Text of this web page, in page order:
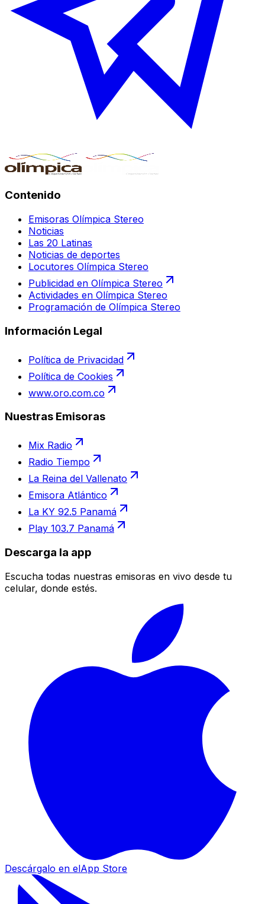
Contenido
Emisoras Olímpica Stereo
Noticias
Las 20 Latinas
Noticias de deportes
Locutores Olímpica Stereo
Publicidad en Olímpica Stereo
Actividades en Olímpica Stereo
Programación de Olímpica Stereo
Información Legal
Política de Privacidad
Política de Cookies
www.oro.com.co
Nuestras Emisoras
Mix Radio
Radio Tiempo
La Reina del Vallenato
Emisora Atlántico
La KY 92.5 Panamá
Play 103.7 Panamá
Descarga la app
Escucha todas nuestras emisoras en vivo desde tu
celular, donde estés.
Descárgalo en elApp Store